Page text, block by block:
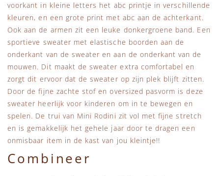
Sproet & Sprout
Tiny Cottons
voorkant in kleine letters het abc printje in verschillende
kleuren, en een grote print met abc aan de achterkant.
Ook aan de armen zit een leuke donkergroene band. Een
sportieve sweater met elastische boorden aan de
onderkant van de sweater en aan de onderkant van de
mouwen. Dit maakt de sweater extra comfortabel en
zorgt dit ervoor dat de sweater op zijn plek blijft zitten.
Door de fijne zachte stof en oversized pasvorm is deze
sweater heerlijk voor kinderen om in te bewegen en
spelen. De trui van Mini Rodini zit vol met fijne stretch
en is gemakkelijk het gehele jaar door te dragen een
onmisbaar item in de kast van jou kleintje!!
Combineer